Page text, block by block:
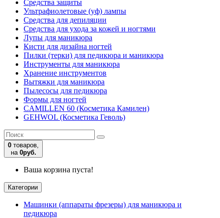
Средства защиты
Ультрафиолетовые (уф) лампы
Средства для депиляции
Средства для ухода за кожей и ногтями
Лупы для маникюра
Кисти для дизайна ногтей
Пилки (терки) для педикюра и маникюра
Инструменты для маникюра
Хранение инструментов
Вытяжки для маникюра
Пылесосы для педикюра
Формы для ногтей
CAMILLEN 60 (Косметика Камилен)
GEHWOL (Косметика Геволь)
0 товаров,
на 0руб.
Ваша корзина пуста!
Категории
Машинки (аппараты фрезеры) для маникюра и
педикюра